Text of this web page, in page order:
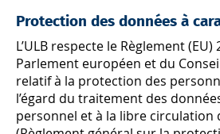
Protection des données à
L’ULB respecte le Règlement (EU)
Parlement européen et du
relatif à la protection des
l’égard du traitement des
personnel et à la libre circulation